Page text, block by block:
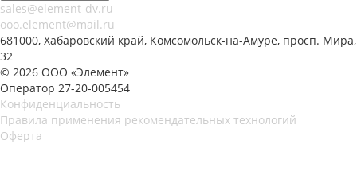
sales@element-dv.ru
ooo.element@mail.ru
681000, Хабаровский край, Комсомольск-на-Амуре, просп. Мира,
32
© 2026 ООО «Элемент»
Оператор 27-20-005454
Конфиденциальность
Правила применения рекомендательных технологий
Оферта